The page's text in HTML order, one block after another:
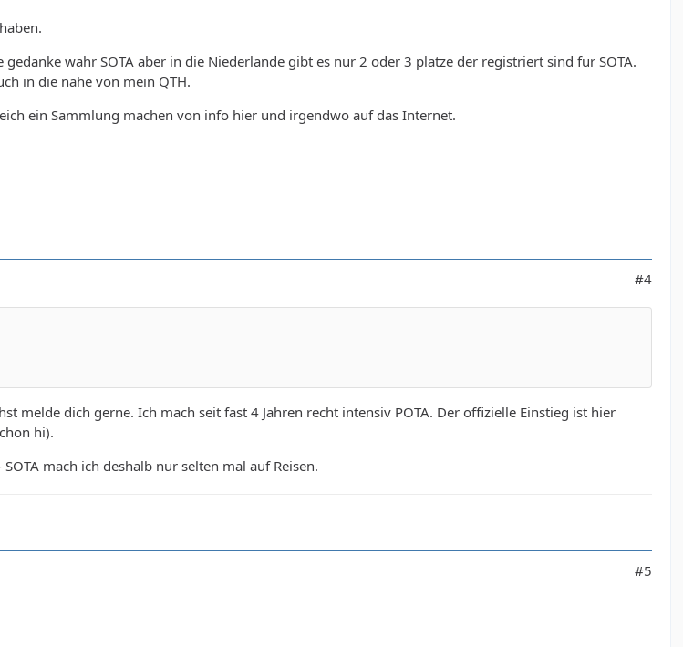
wahr SOTA aber in die Niederlande gibt es nur 2 oder 3 platze der registriert sind fur SOTA.
in die nahe von mein QTH.
ein Sammlung machen von info hier und irgendwo auf das Internet.
#4
melde dich gerne. Ich mach seit fast 4 Jahren recht intensiv POTA. Der offizielle Einstieg ist hier
hi).
mach ich deshalb nur selten mal auf Reisen.
#5